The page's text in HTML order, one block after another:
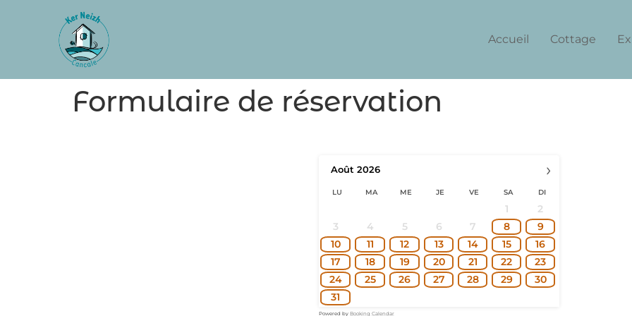
Accueil Cottage
Formulaire de réservation
›
Août 2026
LU MA ME JE VE SA DI
1
2
3
4 5 6 7 8
9
10
11 12 13 14 15
16
17
18 19 20 21 22
23
24
25 26 27 28 29
30
31
Powered by Booking Calendar